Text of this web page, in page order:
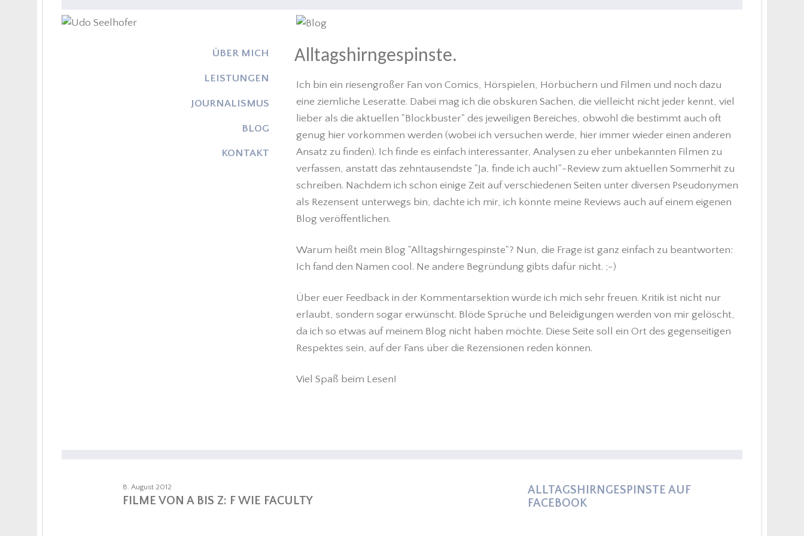
ÜBER MICH
LEISTUNGEN
JOURNALISMUS
BLOG
KONTAKT
Alltagshirngespinste.
Ich bin ein riesengroßer Fan von Comics, Hörspielen, Hörbüchern und Filmen und noch dazu
eine ziemliche Leseratte. Dabei mag ich die obskuren Sachen, die vielleicht nicht jeder kennt, viel
lieber als die aktuellen "Blockbuster" des jeweiligen Bereiches, obwohl die bestimmt auch oft
genug hier vorkommen werden (wobei ich versuchen werde, hier immer wieder einen anderen
Ansatz zu finden). Ich finde es einfach interessanter, Analysen zu eher unbekannten Filmen zu
verfassen, anstatt das zehntausendste "Ja, finde ich auch!"-Review zum aktuellen Sommerhit zu
schreiben. Nachdem ich schon einige Zeit auf verschiedenen Seiten unter diversen Pseudonymen
als Rezensent unterwegs bin, dachte ich mir, ich könnte meine Reviews auch auf einem eigenen
Blog veröffentlichen.
Warum heißt mein Blog "Alltagshirngespinste"? Nun, die Frage ist ganz einfach zu beantworten:
Ich fand den Namen cool. Ne andere Begründung gibts dafür nicht. ;-)
Über euer Feedback in der Kommentarsektion würde ich mich sehr freuen. Kritik ist nicht nur
erlaubt, sondern sogar erwünscht. Blöde Sprüche und Beleidigungen werden von mir gelöscht,
da ich so etwas auf meinem Blog nicht haben möchte. Diese Seite soll ein Ort des gegenseitigen
Respektes sein, auf der Fans über die Rezensionen reden können.
Viel Spaß beim Lesen!
8. August 2012
FILME VON A BIS Z: F WIE FACULTY
ALLTAGSHIRNGESPINSTE AUF
FACEBOOK